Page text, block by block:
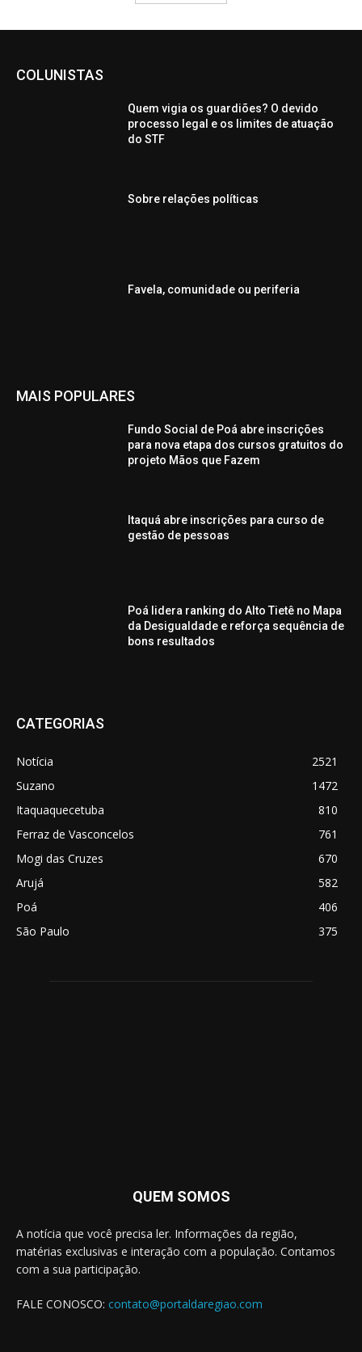
COLUNISTAS
Quem vigia os guardiões? O devido
processo legal e os limites de atuação
do STF
Sobre relações políticas
Favela, comunidade ou periferia
MAIS POPULARES
Fundo Social de Poá abre inscrições
para nova etapa dos cursos gratuitos do
projeto Mãos que Fazem
Itaquá abre inscrições para curso de
gestão de pessoas
Poá lidera ranking do Alto Tietê no Mapa
da Desigualdade e reforça sequência de
bons resultados
CATEGORIAS
Notícia
2521
Suzano
1472
Itaquaquecetuba
810
Ferraz de Vasconcelos
761
Mogi das Cruzes
670
Arujá
582
Poá
406
São Paulo
375
QUEM SOMOS
A notícia que você precisa ler. Informações da região,
matérias exclusivas e interação com a população. Contamos
com a sua participação.
FALE CONOSCO: contato@portaldaregiao.com